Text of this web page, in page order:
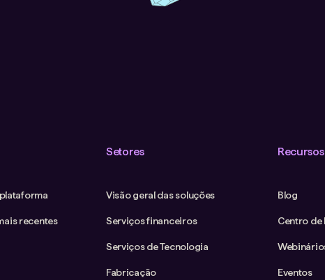
recentes
Setores
Visão geral das soluções
Serviços financeiros
Serviços de Tecnologia
Fabricação
Recursos
Blog
Centro de
Eventos